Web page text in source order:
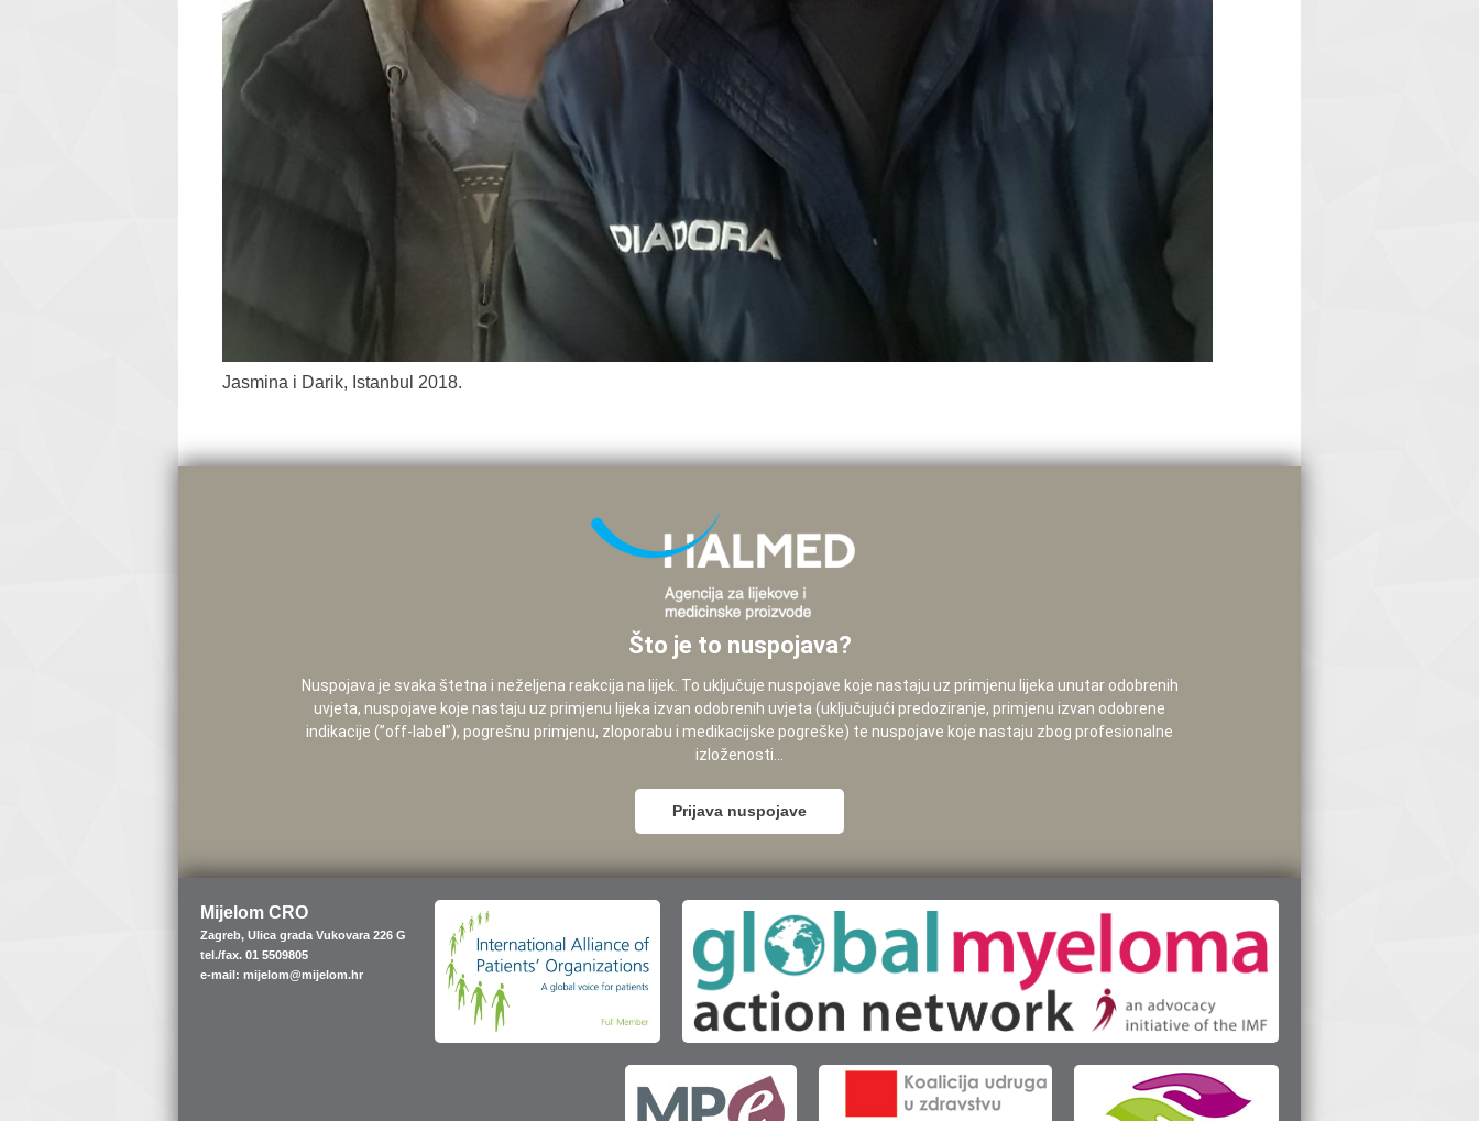
Jasmina i Darik, Istanbul 2018.
Što je to nuspojava?
Nuspojava je svaka štetna i neželjena reakcija na lijek. To uključuje nuspojave koje nastaju uz primjenu lijeka unutar odobrenih
uvjeta, nuspojave koje nastaju uz primjenu lijeka izvan odobrenih uvjeta (uključujući predoziranje, primjenu izvan odobrene
indikacije (”off-label”), pogrešnu primjenu, zloporabu i medikacijske pogreške) te nuspojave koje nastaju zbog profesionalne
izloženosti...
Prijava nuspojave
Mijelom CRO
Zagreb, Ulica grada Vukovara 226 G
tel./fax. 01 5509805
e-mail: mijelom@mijelom.hr